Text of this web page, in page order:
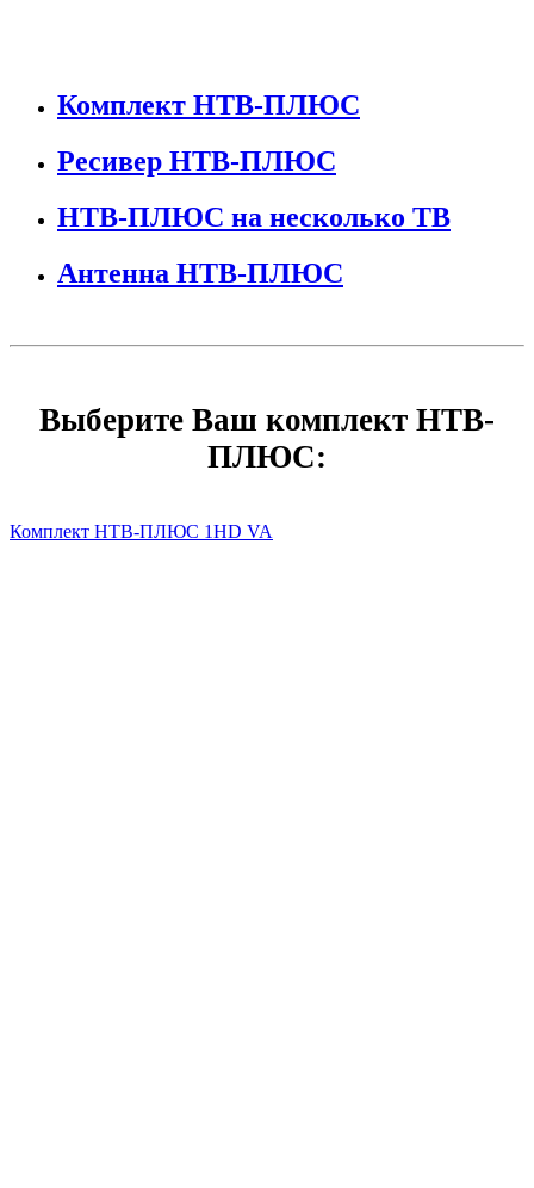
Комплект НТВ-ПЛЮС
Ресивер НТВ-ПЛЮС
НТВ-ПЛЮС на несколько ТВ
Антенна НТВ-ПЛЮС
Выберите Ваш комплект НТВ-
ПЛЮС:
Комплект НТВ-ПЛЮС 1HD VA